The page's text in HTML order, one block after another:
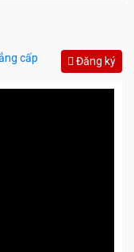
cấp Đăng ký